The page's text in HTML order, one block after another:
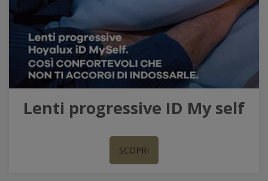
Lenti progressive ID My self
SCOPRI